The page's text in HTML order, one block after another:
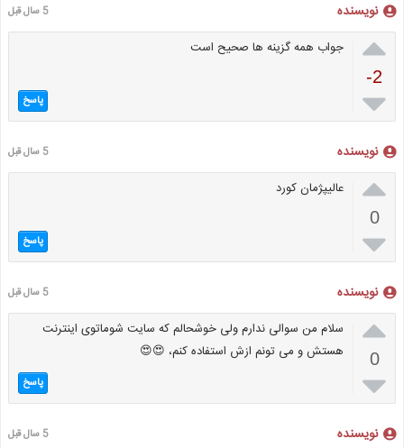
نویسنده 5 سال قبل

-2

جواب همه گزینه ها صحیح است
پاسخ
نویسنده 5 سال قبل

0

عالیپژمان کورد
پاسخ
نویسنده 5 سال قبل

0

سلام من سوالی ندارم ولی خوشحالم که سایت شوماتوی اینترنت
هستش و می تونم ازش استفاده کنم، 😍😍
پاسخ
نویسنده 5 سال قبل